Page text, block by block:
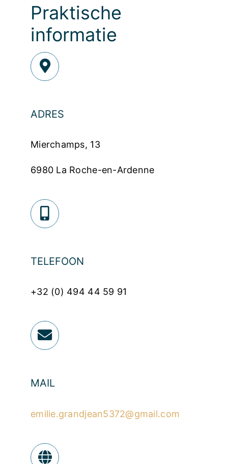
Praktische
informatie
ADRES
Mierchamps, 13
6980 La Roche-en-Ardenne
TELEFOON
+32 (0) 494 44 59 91
MAIL
emilie.grandjean5372@gmail.com